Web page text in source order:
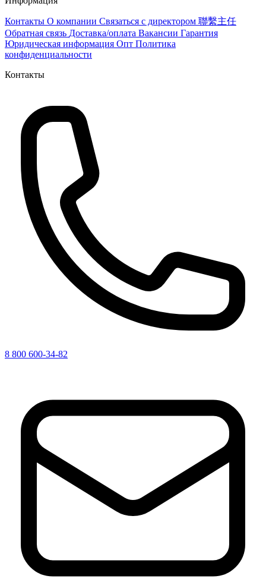
Контакты О компании Связаться с директором 聯繫主任
Обратная связь Доставка/оплата Вакансии Гарантия
Юридическая информация Опт Политика
конфиденциальности
Контакты
8 800 600-34-82